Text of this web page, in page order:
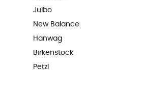
Julbo
New Balance
Hanwag
Birkenstock
Petzl